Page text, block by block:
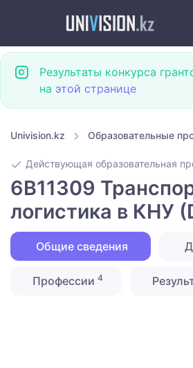
Результаты конкурса
на этой странице
Univision.kz Образовательные
Действующая образовательная
6B11309
логистика в КНУ
Общие сведения
Профессии 4